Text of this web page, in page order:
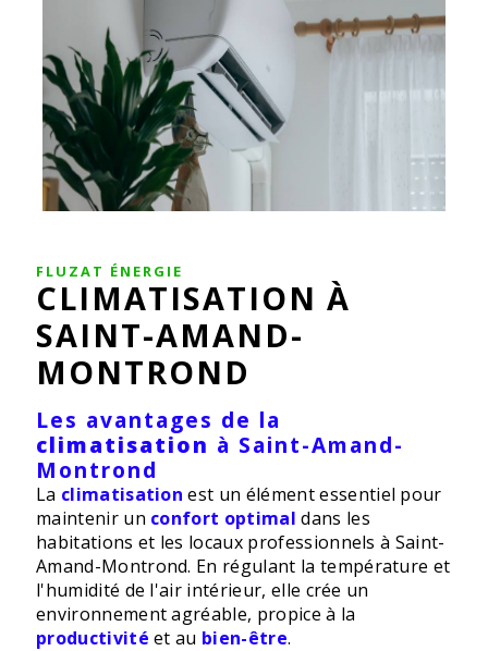
FLUZAT ÉNERGIE
CLIMATISATION À
SAINT-AMAND-
MONTROND
Les avantages de la
climatisation à Saint-Amand-
Montrond
La climatisation est un élément essentiel pour
maintenir un confort optimal dans les
habitations et les locaux professionnels à Saint-
Amand-Montrond. En régulant la température et
l'humidité de l'air intérieur, elle crée un
environnement agréable, propice à la
productivité et au bien-être.